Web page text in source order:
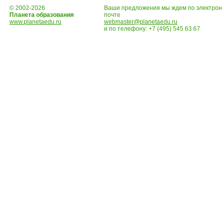
© 2002-2026
Планета образования
www.planetaedu.ru
Ваши предложения мы ждем по
почте
webmaster@planetaedu.ru
и по телефону: +7 (495) 545 63 67